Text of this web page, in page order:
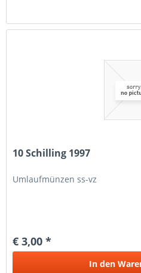
10 Schilling 1997
Umlaufmünzen ss-vz
€ 3,00 *
In den